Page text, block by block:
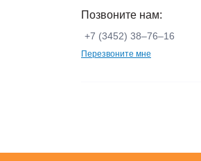
Позвоните нам:
+7 (3452) 38‒76‒16
Перезвоните мне